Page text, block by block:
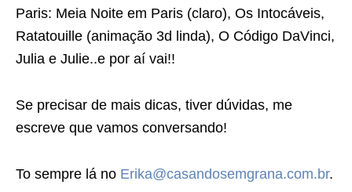
Paris: Meia Noite em Paris (claro), Os Intocáveis,
Ratatouille (animação 3d linda), O Código DaVinci,
Julia e Julie..e por aí vai!!
Se precisar de mais dicas, tiver dúvidas, me
escreve que vamos conversando!
To sempre lá no Erika@casandosemgrana.com.br.